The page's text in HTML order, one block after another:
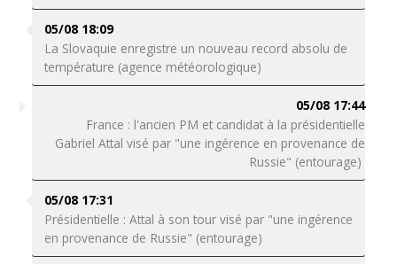
05/08 18:09
La Slovaquie enregistre un nouveau record absolu de
température (agence météorologique)
05/08 17:44
France : l'ancien PM et candidat à la présidentielle
Gabriel Attal visé par "une ingérence en provenance de
Russie" (entourage)
05/08 17:31
Présidentielle : Attal à son tour visé par "une ingérence
en provenance de Russie" (entourage)